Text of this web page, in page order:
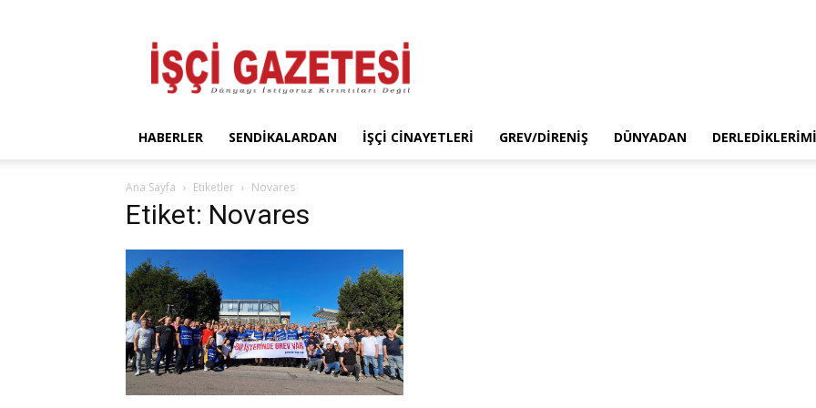
Gazetesi
HABERLER SENDIKALARDAN İŞÇI CINAYETLERI GREV/DIRENIŞ DÜNYADAN
Ana Sayfa Etiketler Novares
Etiket: Novares